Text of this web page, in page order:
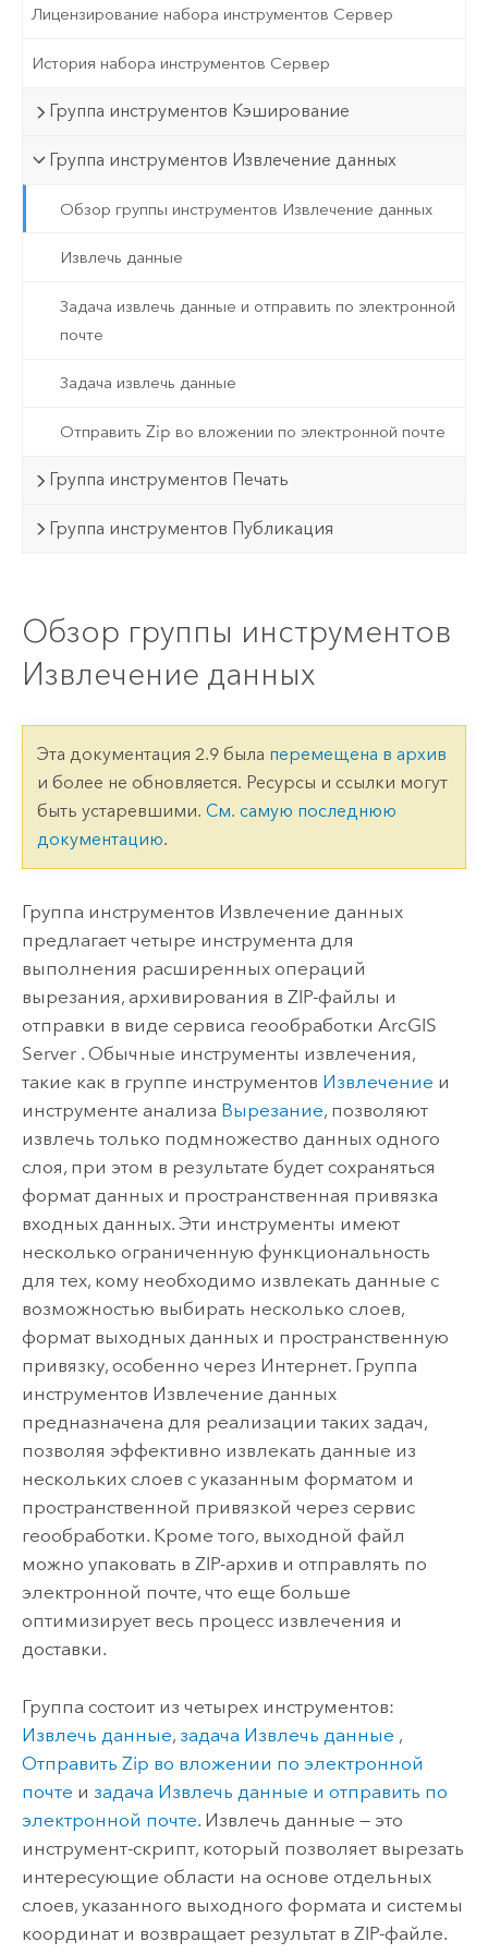
Лицензирование набора инструментов Сервер
История набора инструментов Сервер
Группа инструментов Кэширование
Группа инструментов Извлечение данных
Обзор группы инструментов Извлечение данных
Извлечь данные
Задача извлечь данные и отправить по электронной
почте
Задача извлечь данные
Отправить Zip во вложении по электронной почте
Группа инструментов Печать
Группа инструментов Публикация
Обзор группы инструментов
Извлечение данных
Эта документация 2.9 была перемещена в архив
и более не обновляется. Ресурсы и ссылки могут
быть устаревшими. См. самую последнюю
документацию.
Группа инструментов Извлечение данных
предлагает четыре инструмента для
выполнения расширенных операций
вырезания, архивирования в ZIP-файлы и
отправки в виде сервиса геообработки ArcGIS
Server. Обычные инструменты извлечения,
такие как в группе инструментов Извлечение и
инструменте анализа Вырезание, позволяют
извлечь только подмножество данных одного
слоя, при этом в результате будет сохраняться
формат данных и пространственная привязка
входных данных. Эти инструменты имеют
несколько ограниченную функциональность
для тех, кому необходимо извлекать данные с
возможностью выбирать несколько слоев,
формат выходных данных и пространственную
привязку, особенно через Интернет. Группа
инструментов Извлечение данных
предназначена для реализации таких задач,
позволяя эффективно извлекать данные из
нескольких слоев с указанным форматом и
пространственной привязкой через сервис
геообработки. Кроме того, выходной файл
можно упаковать в ZIP-архив и отправлять по
электронной почте, что еще больше
оптимизирует весь процесс извлечения и
доставки.
Группа состоит из четырех инструментов:
Извлечь данные, задача Извлечь данные ,
Отправить Zip во вложении по электронной
почте и задача Извлечь данные и отправить по
электронной почте. Извлечь данные — это
инструмент-скрипт, который позволяет вырезать
интересующие области на основе отдельных
слоев, указанного выходного формата и системы
координат и возвращает результат в ZIP-файле.